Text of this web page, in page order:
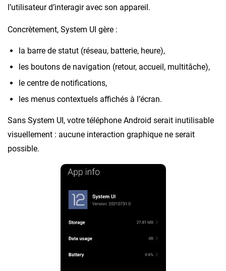
l’utilisateur d’interagir avec son appareil.
Concrètement, System UI gère :
la barre de statut (réseau, batterie, heure),
les boutons de navigation (retour, accueil, multitâche),
le centre de notifications,
les menus contextuels affichés à l’écran.
Sans System UI, votre téléphone Android serait inutilisable
visuellement : aucune interaction graphique ne serait
possible.